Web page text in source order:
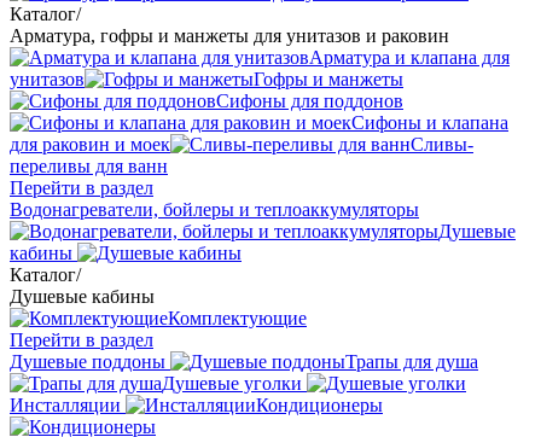
Каталог/
Арматура, гофры и манжеты для унитазов и раковин
Арматура и клапана для
унитазов
Гофры и манжеты
Сифоны для поддонов
Сифоны и клапана
для раковин и моек
Сливы-
переливы для ванн
Перейти в раздел
Водонагреватели, бойлеры и теплоаккумуляторы
Душевые
кабины
Каталог/
Душевые кабины
Комплектующие
Перейти в раздел
Душевые поддоны
Трапы для душа
Душевые уголки
Инсталляции
Кондиционеры